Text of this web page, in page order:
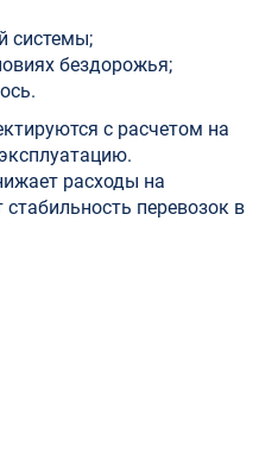
системы;
бездорожья;
с расчетом на
расходы на
перевозок в